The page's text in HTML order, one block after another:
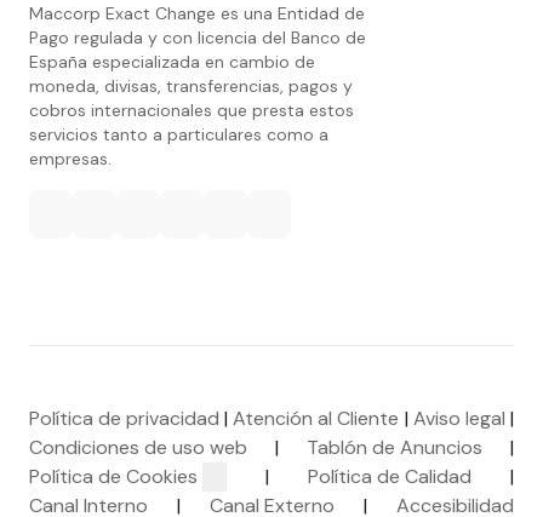
Maccorp Exact Change es una Entidad de
Pago regulada y con licencia del Banco de
España especializada en cambio de
moneda, divisas, transferencias, pagos y
cobros internacionales que presta estos
servicios tanto a particulares como a
empresas.
Política de privacidad | Atención al Cliente | Aviso legal |
Condiciones de uso web
| Tablón de Anuncios
|
Política de Cookies
| Política de Calidad
|
Canal Interno
| Canal Externo | Accesibilidad